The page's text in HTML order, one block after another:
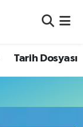
Tarih Dosyası